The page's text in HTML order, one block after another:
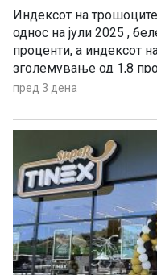
Индексот на
однос на јули 2025 ,
проценти, а индексот
зголемување од 1,8
завод за статистика.
годишната стапка на
пред 3 дена